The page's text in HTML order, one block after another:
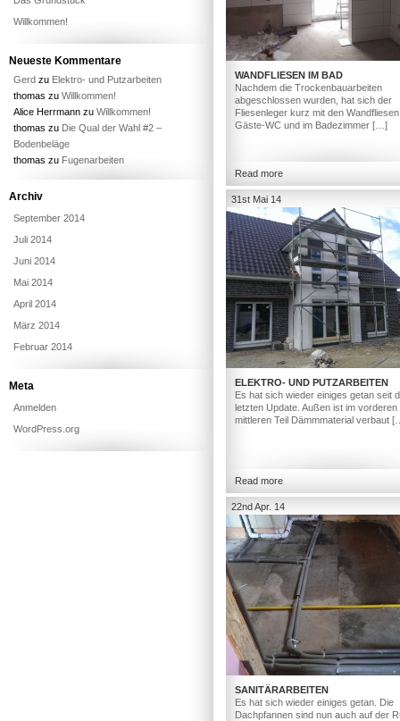
WANDFLIESEN IM BAD
Nachdem die Trockenbauarbeiten
abgeschlossen wurden, hat sich der
Fliesenleger kurz mit den
Gäste-WC und im Badezimmer […]
Read more
31st Mai 14
ELEKTRO- UND PUTZARBEITEN
Es hat sich wieder einiges getan seit
letzten Update. Außen ist im vorderen
mittleren Teil Dämmmaterial verbaut
Read more
22nd Apr. 14
SANITÄRARBEITEN
Es hat sich wieder einiges getan. Die
Dachpfannen sind nun auch auf der
Willkommen!
Neueste Kommentare
Gerd zu Elektro- und Putzarbeiten
thomas zu Willkommen!
Alice Herrmann zu Willkommen!
thomas zu Die Qual der Wahl #2 –
Bodenbeläge
thomas zu Fugenarbeiten
Archiv
September 2014
Juli 2014
Juni 2014
Mai 2014
April 2014
März 2014
Februar 2014
Meta
Anmelden
WordPress.org